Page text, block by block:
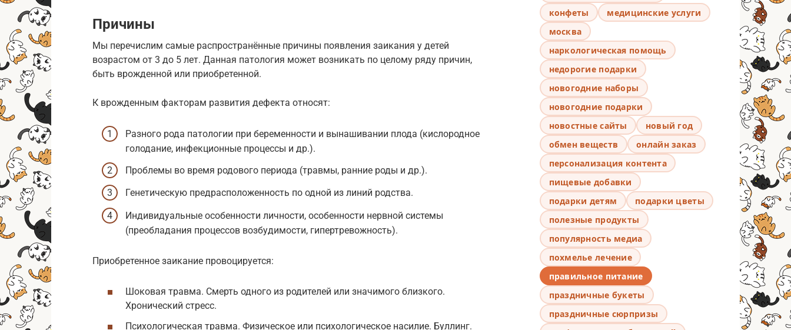
Причины
Мы перечислим самые распространённые причины появления заикания у детей
возрастом от 3 до 5 лет. Данная патология может возникать по целому ряду причин,
быть врожденной или приобретенной.
К врожденным факторам развития дефекта относят:
Разного рода патологии при беременности и вынашивании плода (кислородное
голодание, инфекционные процессы и др.).
Проблемы во время родового периода (травмы, ранние роды и др.).
Генетическую предрасположенность по одной из линий родства.
Индивидуальные особенности личности, особенности нервной системы
(преобладания процессов возбудимости, гипертревожность).
Приобретенное заикание провоцируется:
Шоковая травма. Смерть одного из родителей или значимого близкого.
Хронический стресс.
Психологическая травма. Физическое или психологическое насилие. Буллинг.
конфеты
медицинские услуги
москва
наркологическая помощь
недорогие подарки
новогодние наборы
новогодние подарки
новостные сайты
новый год
обмен веществ
онлайн заказ
персонализация контента
пищевые добавки
подарки детям
подарки цветы
полезные продукты
популярность медиа
похмелье лечение
правильное питание
праздничные букеты
праздничные сюрпризы